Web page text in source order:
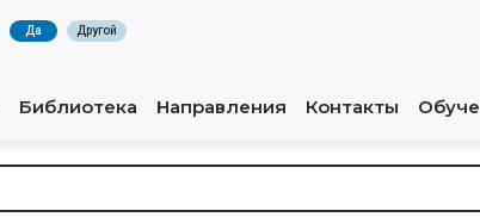
Да Другой
Библиотека Направления Контакты